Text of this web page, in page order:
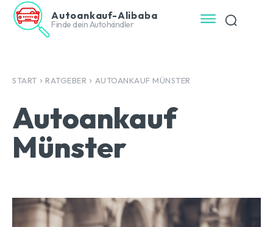
Autoankauf-Alibaba
Finde dein Autohändler
START RATGEBER AUTOANKAUF MÜNSTER
Autoankauf
Münster